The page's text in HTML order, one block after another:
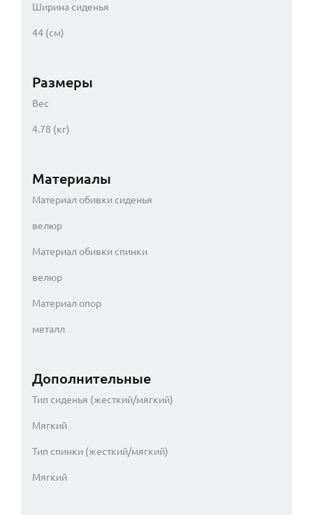
Ширина сиденья
44 (см)
Размеры
Вес
4.78 (кг)
Материалы
Материал обивки сиденья
велюр
Материал обивки спинки
велюр
Материал опор
металл
Дополнительные
Тип сиденья (жесткий/мягкий)
Мягкий
Тип спинки (жесткий/мягкий)
Мягкий